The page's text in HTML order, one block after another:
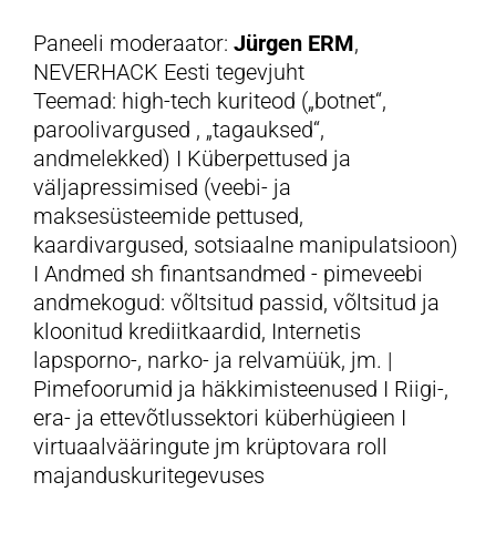
Paneeli moderaator: Jürgen ERM,
NEVERHACK Eesti tegevjuht
Teemad: high-tech kuriteod („botnet“,
paroolivargused , „tagauksed“,
andmelekked) I Küberpettused ja
väljapressimised (veebi- ja
maksesüsteemide pettused,
kaardivargused, sotsiaalne manipulatsioon)
I Andmed sh finantsandmed - pimeveebi
andmekogud: võltsitud passid, võltsitud ja
kloonitud krediitkaardid, Internetis
lapsporno-, narko- ja relvamüük, jm. |
Pimefoorumid ja häkkimisteenused I Riigi-,
era- ja ettevõtlussektori küberhügieen I
virtuaalvääringute jm krüptovara roll
majanduskuritegevuses